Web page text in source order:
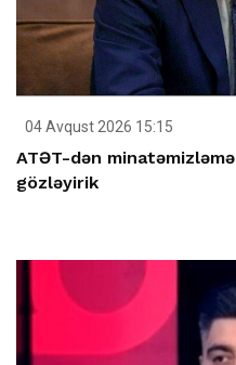
04 Avqust 2026 15:15
ATƏT-dən
gözləyirik